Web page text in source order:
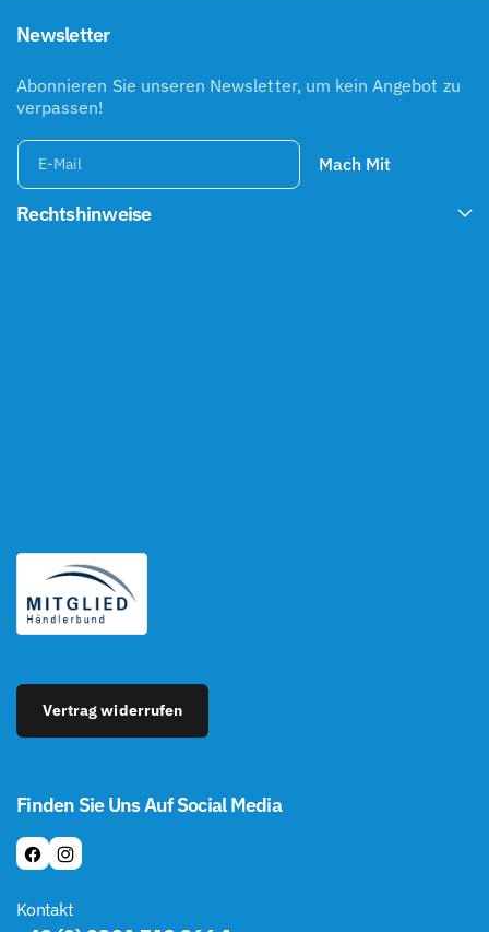
Newsletter
Abonnieren Sie unseren Newsletter, um kein Angebot zu
verpassen!
E-Mail Mach Mit
Rechtshinweise
Vertrag widerrufen
Finden Sie Uns Auf Social Media
F
C
I
S
Kontakt